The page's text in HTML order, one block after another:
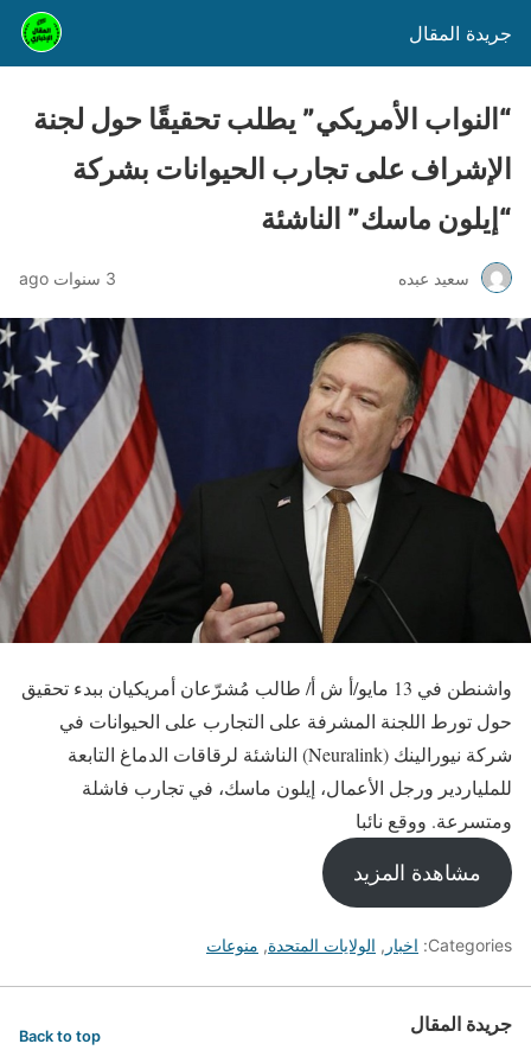
جريدة المقال
“النواب الأمريكي” يطلب تحقيقًا حول لجنة
الإشراف على تجارب الحيوانات بشركة
“إيلون ماسك” الناشئة
سعيد عبده 3 سنوات ago
واشنطن في 13 مايو/أ ش أ/ طالب مُشرّعان أمريكيان ببدء تحقيق
حول تورط اللجنة المشرفة على التجارب على الحيوانات في
شركة نيورالينك (Neuralink) الناشئة لرقاقات الدماغ التابعة
للملياردير ورجل الأعمال، إيلون ماسك، في تجارب فاشلة
ومتسرعة. ووقع نائبا
مشاهدة المزيد
Categories: اخبار , الولايات المتحدة, منوعات
جريدة المقال Back to top